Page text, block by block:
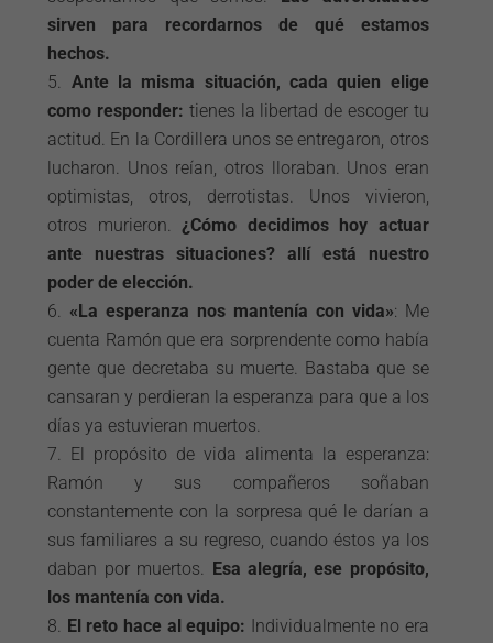
sirven para recordarnos de qué estamos
hechos.
Ante la misma situación, cada quien elige
como responder: tienes la libertad de escoger tu
actitud. En la Cordillera unos se entregaron, otros
lucharon. Unos reían, otros lloraban. Unos eran
optimistas, otros, derrotistas. Unos vivieron,
otros murieron.¿Cómo decidimos hoy actuar
ante nuestras situaciones? allí está nuestro
poder de elección.
«La esperanza nos mantenía con vida»: Me
cuenta Ramón que era sorprendente como había
gente que decretaba su muerte. Bastaba que se
cansaran y perdieran la esperanza para que a los
días ya estuvieran muertos.
El propósito de vida alimenta la esperanza:
Ramón y sus compañeros soñaban
constantemente con la sorpresa qué le darían a
sus familiares a su regreso, cuando éstos ya los
daban por muertos. Esa alegría, ese propósito,
los mantenía con vida.
El reto hace al equipo: Individualmente no era